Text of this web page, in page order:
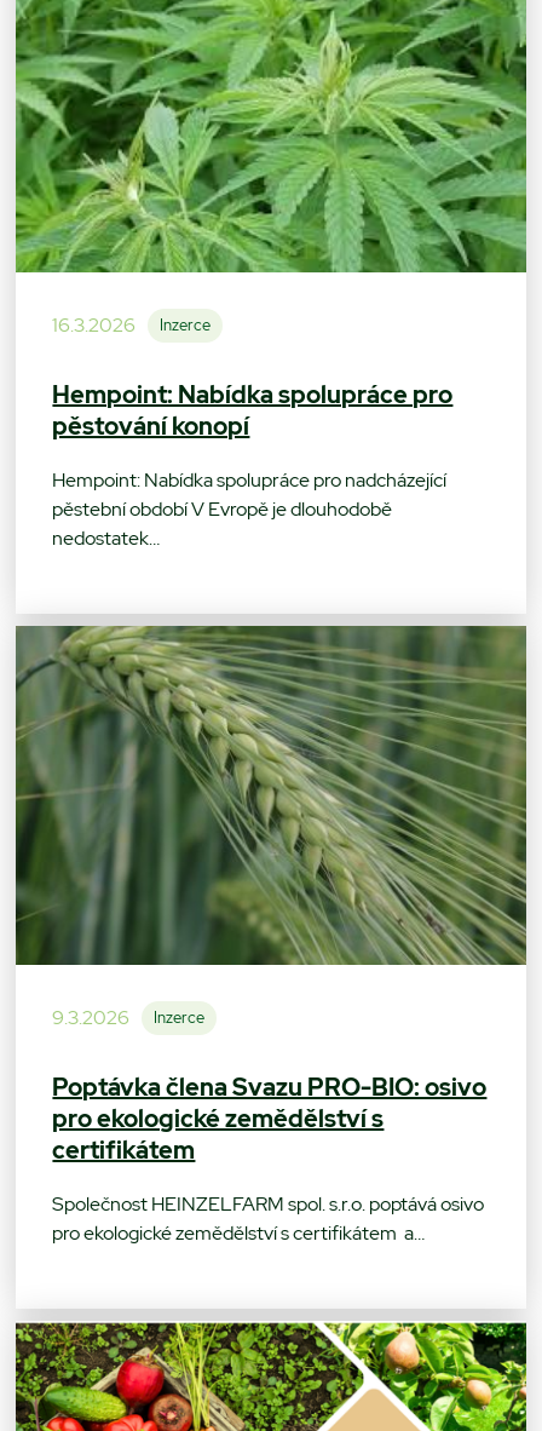
16.3.2026 Inzerce
Hempoint: Nabídka spolupráce pro
pěstování konopí
Hempoint: Nabídka spolupráce pro nadcházející
pěstební období V Evropě je dlouhodobě
nedostatek…
9.3.2026 Inzerce
Poptávka člena Svazu PRO-BIO: osivo
pro ekologické zemědělství s
certifikátem
Společnost HEINZELFARM spol. s.r.o. poptává osivo
pro ekologické zemědělství s certifikátem a…